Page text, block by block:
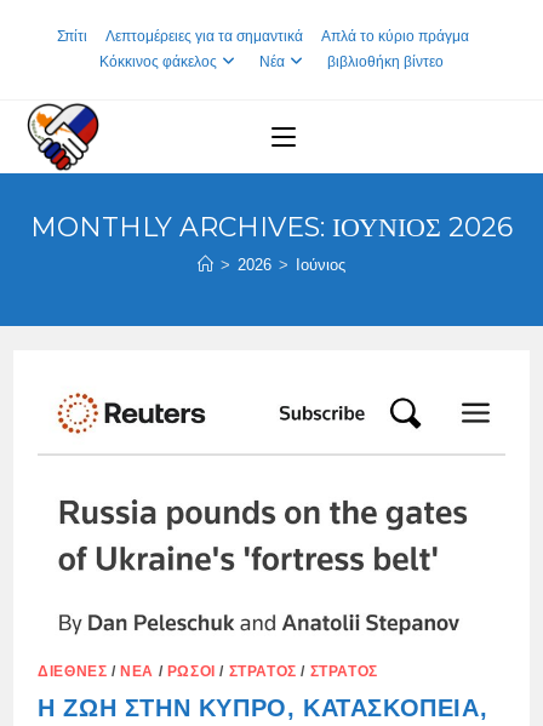
Σπίτι Λεπτομέρειες για τα σημαντικά
Απλά το κύριο πράγμα
Κόκκινος φάκελος
Νέα βιβλιοθήκη βίντεο
MONTHLY ARCHIVES: ΙΟΎΝΙΟΣ 2026
> 2026 > Ιούνιος
ΔΙΕΘΝΈΣ / ΝΈΑ / ΡΏΣΟΙ / ΣΤΡΑΤΌΣ / ΣΤΡΑΤΌΣ
Η ΖΩΉ ΣΤΗΝ ΚΎΠΡΟ, ΚΑΤΑΣΚΟΠΕΊΑ,